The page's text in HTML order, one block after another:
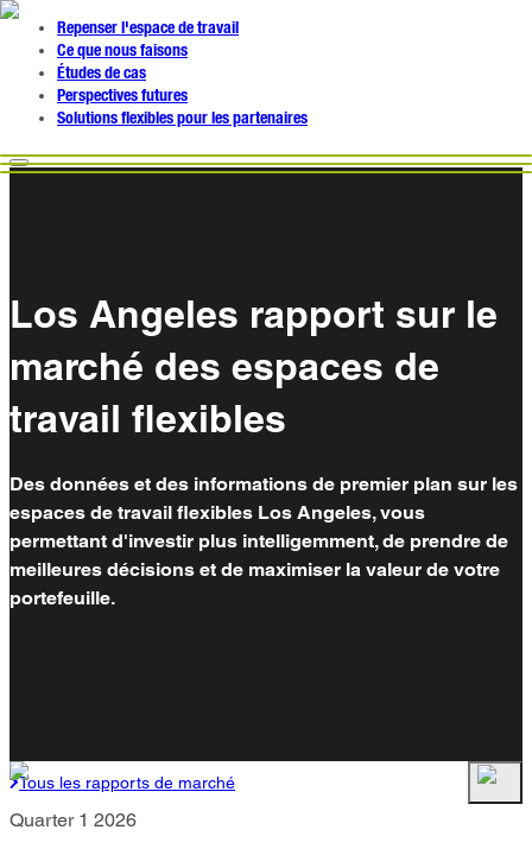
Repenser l'espace de travail
Ce que nous faisons
Études de cas
Perspectives futures
Solutions flexibles pour les partenaires
Los Angeles rapport sur le
marché des espaces de
travail flexibles
Des données et des informations de premier plan sur les
espaces de travail flexibles Los Angeles, vous
permettant d'investir plus intelligemment, de prendre de
meilleures décisions et de maximiser la valeur de votre
portefeuille.
Tous les rapports de marché
Quarter 1 2026